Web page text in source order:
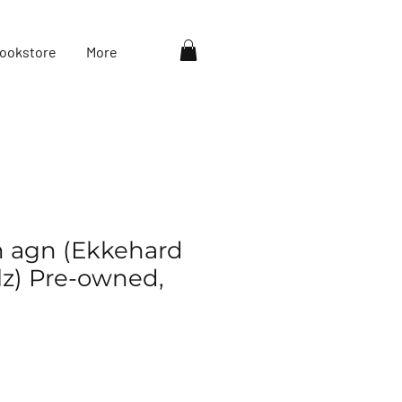
More
agn (Ekkehard
Pre-owned,